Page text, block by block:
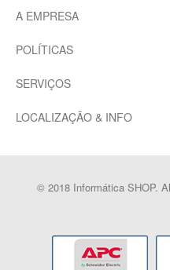
A EMPRESA
POLÍTICAS
SERVIÇOS
LOCALIZAÇÃO & INFO
© 2018 Informática SHOP.